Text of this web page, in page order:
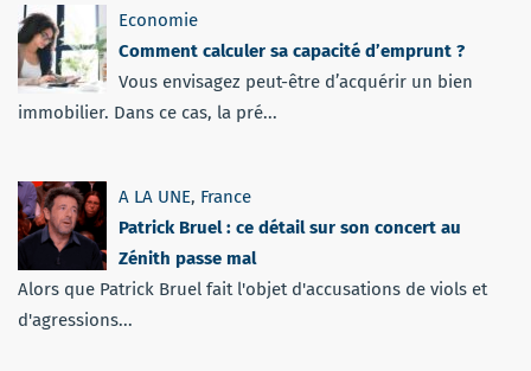
Economie
Comment calculer sa capacité d’emprunt ?
Vous envisagez peut-être d’acquérir un bien
immobilier. Dans ce cas, la pré...
A LA UNE, France
Patrick Bruel : ce détail sur son concert au
Zénith passe mal
Alors que Patrick Bruel fait l'objet d'accusations de viols et
d'agressions...